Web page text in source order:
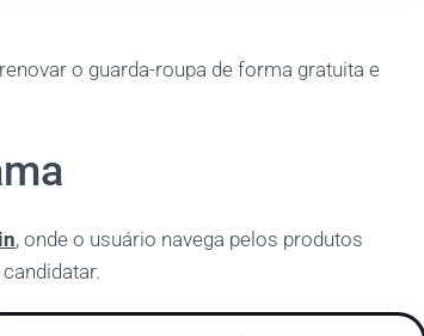
o guarda-roupa de forma gratuita e
, onde o usuário navega pelos produtos